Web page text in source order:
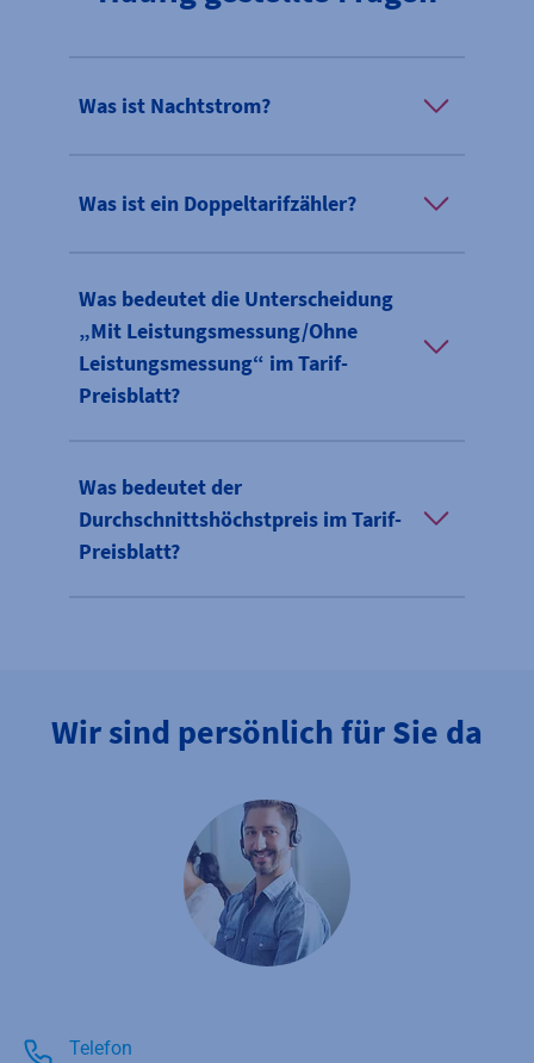
Was ist Nachtstrom?
Was ist ein Doppeltarifzähler?
Was bedeutet die Unterscheidung
„Mit Leistungsmessung/Ohne
Leistungsmessung“ im Tarif-
Preisblatt?
Was bedeutet der
Durchschnittshöchstpreis im Tarif-
Preisblatt?
Wir sind persönlich für Sie da
Telefon